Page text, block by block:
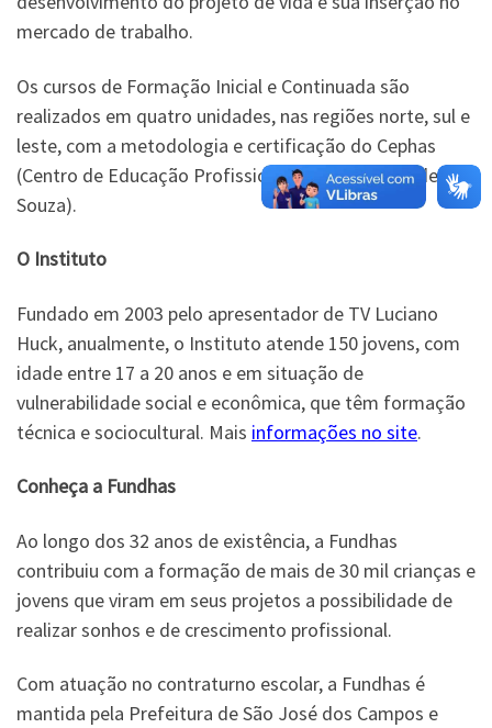
mercado de trabalho.
Os cursos de Formação Inicial e Continuada são
realizados em quatro unidades, nas regiões norte, sul e
leste, com a metodologia e certificação do Cephas
(Centro de Educação Profissional Hélio Augusto de
Souza).
O Instituto
Fundado em 2003 pelo apresentador de TV Luciano
Huck, anualmente, o Instituto atende 150 jovens, com
idade entre 17 a 20 anos e em situação de
vulnerabilidade social e econômica, que têm formação
técnica e sociocultural. Mais informações no site.
Conheça a Fundhas
Ao longo dos 32 anos de existência, a Fundhas
contribuiu com a formação de mais de 30 mil crianças e
jovens que viram em seus projetos a possibilidade de
realizar sonhos e de crescimento profissional.
Com atuação no contraturno escolar, a Fundhas é
mantida pela Prefeitura de São José dos Campos e